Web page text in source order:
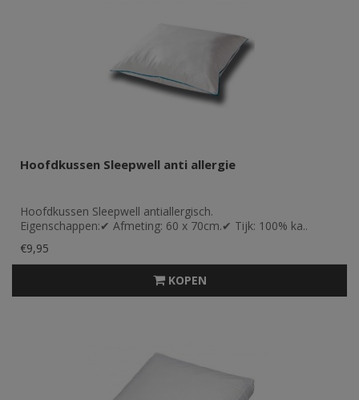
Hoofdkussen Sleepwell anti allergie
Hoofdkussen Sleepwell antiallergisch.
Eigenschappen:✔ Afmeting: 60 x 70cm.✔ Tijk: 100% ka..
€9,95
KOPEN